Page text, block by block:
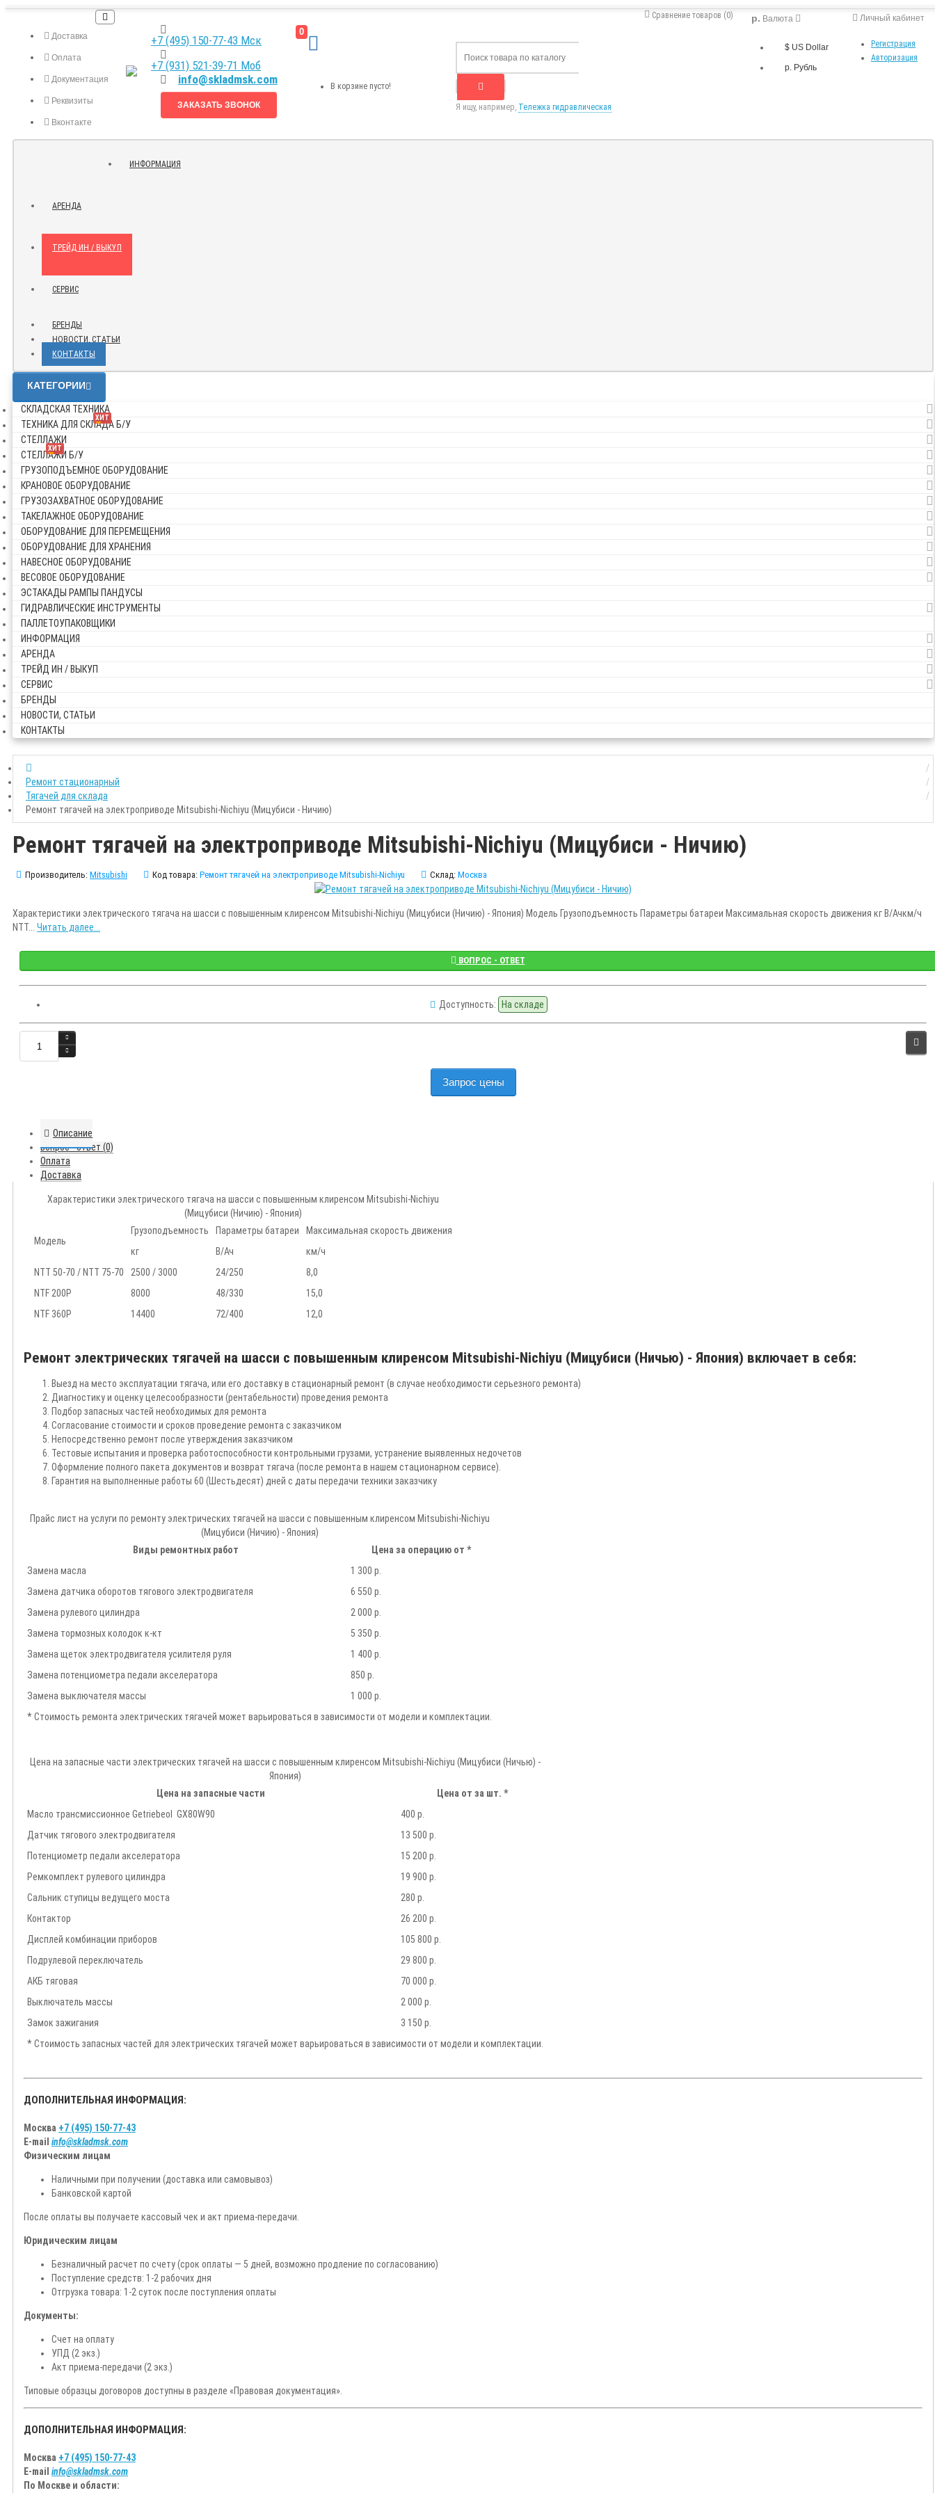
Доставка
Оплата
Документация
Реквизиты
Вконтакте
Я.ДЗЕН
Личный кабинет
Регистрация
Авторизация
р. Валюта
$ US Dollar
р. Рубль
Сравнение товаров (0)
+7 (495) 150-77-43 Мск
+7 (931) 521-39-71 Моб
info@skladmsk.com
ЗАКАЗАТЬ ЗВОНОК
0
В корзине пусто!
Я ищу, например, Тележка гидравлическая
ИНФОРМАЦИЯ
АРЕНДА
ТРЕЙД ИН / ВЫКУП
СЕРВИС
БРЕНДЫ
НОВОСТИ, СТАТЬИ
КОНТАКТЫ
КАТЕГОРИИ
СКЛАДСКАЯ ТЕХНИКА
ХИТ
ТЕХНИКА ДЛЯ СКЛАДА Б/У
СТЕЛЛАЖИ
ХИТ
СТЕЛЛАЖИ Б/У
ГРУЗОПОДЪЕМНОЕ ОБОРУДОВАНИЕ
КРАНОВОЕ ОБОРУДОВАНИЕ
ГРУЗОЗАХВАТНОЕ ОБОРУДОВАНИЕ
ТАКЕЛАЖНОЕ ОБОРУДОВАНИЕ
ОБОРУДОВАНИЕ ДЛЯ ПЕРЕМЕЩЕНИЯ
ОБОРУДОВАНИЕ ДЛЯ ХРАНЕНИЯ
НАВЕСНОЕ ОБОРУДОВАНИЕ
ВЕСОВОЕ ОБОРУДОВАНИЕ
ЭСТАКАДЫ РАМПЫ ПАНДУСЫ
ГИДРАВЛИЧЕСКИЕ ИНСТРУМЕНТЫ
ПАЛЛЕТОУПАКОВЩИКИ
ИНФОРМАЦИЯ
АРЕНДА
ТРЕЙД ИН / ВЫКУП
СЕРВИС
БРЕНДЫ
НОВОСТИ, СТАТЬИ
КОНТАКТЫ
Ремонт стационарный
Тягачей для склада
Ремонт тягачей на электроприводе Mitsubishi-Nichiyu (Мицубиси - Ничию)
Ремонт тягачей на электроприводе Mitsubishi-Nichiyu (Мицубиси - Ничию)
Производитель: Mitsubishi Код товара: Ремонт тягачей на электроприводе Mitsubishi-Nichiyu Склад: Москва
Характеристики электрического тягача на шасси с повышенным клиренсом Mitsubishi-Nichiyu (Мицубиси (Ничию) - Япония) Модель Грузоподъемность Параметры батареи Максимальная скорость движения кг В/Ачкм/ч
NTT... Читать далее...
ВОПРОС - ОТВЕТ
Доступность: На складе
Запрос цены
Описание
Вопрос - ответ (0)
Оплата
Доставка
Характеристики электрического тягача на шасси с повышенным клиренсом Mitsubishi-Nichiyu
(Мицубиси (Ничию) - Япония)
Модель
Грузоподъемность Параметры батареи
Максимальная скорость движения
кг
В/Ач
км/ч
NTT 50-70 / NTT 75-70
2500 / 3000 24/250
8,0
NTF 200P
8000 48/330
15,0
NTF 360P
14400 72/400 12,0
Ремонт электрических тягачей на шасси с повышенным клиренсом Mitsubishi-Nichiyu (Мицубиси (Ничью) - Япония) включает в себя:
Выезд на место эксплуатации тягача, или его доставку в стационарный ремонт (в случае необходимости серьезного ремонта)
Диагностику и оценку целесообразности (рентабельности) проведения ремонта
Подбор запасных частей необходимых для ремонта
Согласование стоимости и сроков проведение ремонта с заказчиком
Непосредственно ремонт после утверждения заказчиком
Тестовые испытания и проверка работоспособности контрольными грузами, устранение выявленных недочетов
Оформление полного пакета документов и возврат тягача (после ремонта в нашем стационарном сервисе).
Гарантия на выполненные работы 60 (Шестьдесят) дней с даты передачи техники заказчику
Прайс лист на услуги по ремонту электрических тягачей на шасси с повышенным клиренсом Mitsubishi-Nichiyu
(Мицубиси (Ничию) - Япония)
Виды ремонтных работ
Цена за операцию от *
Замена масла
1 300 р.
Замена датчика оборотов тягового электродвигателя
6 550 р.
Замена рулевого цилиндра
2 000 р.
Замена тормозных колодок к-кт
5 350 р.
Замена щеток электродвигателя усилителя руля
1 400 р.
Замена потенциометра педали акселератора
850 р.
Замена выключателя массы
1 000 р.
* Стоимость ремонта электрических тягачей может варьироваться в зависимости от модели и комплектации.
Цена на запасные части электрических тягачей на шасси с повышенным клиренсом Mitsubishi-Nichiyu (Мицубиси (Ничью) -
Япония)
Цена на запасные части
Цена от за шт. *
Масло трансмиссионное Getriebeol GX80W90
400 р.
Датчик тягового электродвигателя
13 500 р.
Потенциометр педали акселератора
15 200 р.
Ремкомплект рулевого цилиндра
19 900 р.
Сальник ступицы ведущего моста
280 р.
Контактор
26 200 р.
Дисплей комбинации приборов
105 800 р.
Подрулевой переключатель
29 800 р.
АКБ тяговая
70 000 р.
Выключатель массы
2 000 р.
Замок зажигания
3 150 р.
* Стоимость запасных частей для электрических тягачей может варьироваться в зависимости от модели и комплектации.
ДОПОЛНИТЕЛЬНАЯ ИНФОРМАЦИЯ:
Москва +7 (495) 150-77-43
E-mail info@skladmsk.com
Физическим лицам
Наличными при получении (доставка или самовывоз)
Банковской картой
После оплаты вы получаете кассовый чек и акт приема-передачи.
Юридическим лицам
Безналичный расчет по счету (срок оплаты — 5 дней, возможно продление по согласованию)
Поступление средств: 1-2 рабочих дня
Отгрузка товара: 1-2 суток после поступления оплаты
Документы:
Счет на оплату
УПД (2 экз.)
Акт приема-передачи (2 экз.)
Типовые образцы договоров доступны в разделе «Правовая документация».
ДОПОЛНИТЕЛЬНАЯ ИНФОРМАЦИЯ:
Москва +7 (495) 150-77-43
E-mail info@skladmsk.com
По Москве и области: